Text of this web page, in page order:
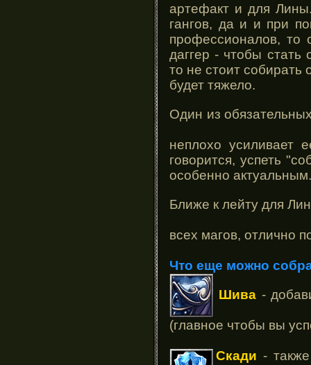
артефакт и для
гангов, да и и при
профессионалов,
даггер - чтобы
то не стоит
будет тяжело.
Один из
неплохо усиливает
говорится, успеть
особенно актуальным.
Ближе к лейту для
всех магов, отлично
Что еще можно
Шива -
(главное чтобы вы
Скади -